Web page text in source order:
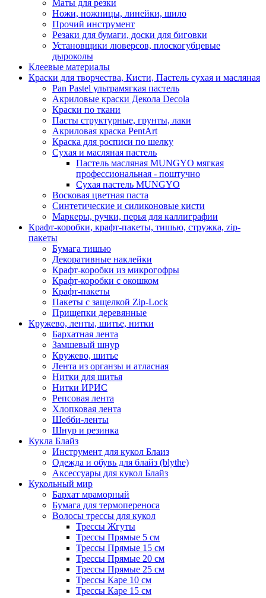
Маты для резки
Ножи, ножницы, линейки, шило
Прочий инструмент
Резаки для бумаги, доски для биговки
Установщики люверсов, плоскогубцевые
дыроколы
Клеевые материалы
Краски для творчества, Кисти, Пастель сухая и масляная
Pan Pastel ультрамягкая пастель
Акриловые краски Декола Decola
Краски по ткани
Пасты структурные, грунты, лаки
Акриловая краска PentArt
Краска для росписи по шелку
Cухая и масляная пастель
Пастель масляная MUNGYO мягкая
профессиональная - поштучно
Сухая пастель MUNGYO
Восковая цветная паста
Синтетические и силиконовые кисти
Маркеры, ручки, перья для каллиграфии
Крафт-коробки, крафт-пакеты, тишью, стружка, zip-
пакеты
Бумага тишью
Декоративные наклейки
Крафт-коробки из микрогофры
Крафт-коробки с окошком
Крафт-пакеты
Пакеты с защелкой Zip-Lock
Прищепки деревянные
Кружево, ленты, шитье, нитки
Бархатная лента
Замшевый шнур
Кружево, шитье
Лента из органзы и атласная
Нитки для шитья
Нитки ИРИС
Репсовая лента
Хлопковая лента
Шебби-ленты
Шнур и резинка
Кукла Блайз
Инструмент для кукол Блаиз
Одежда и обувь для блайз (blythe)
Аксессуары для кукол Блайз
Кукольный мир
Бархат мраморный
Бумага для термопереноса
Волосы трессы для кукол
Трессы Жгуты
Трессы Прямые 5 см
Трессы Прямые 15 см
Трессы Прямые 20 см
Трессы Прямые 25 см
Трессы Каре 10 см
Трессы Каре 15 см